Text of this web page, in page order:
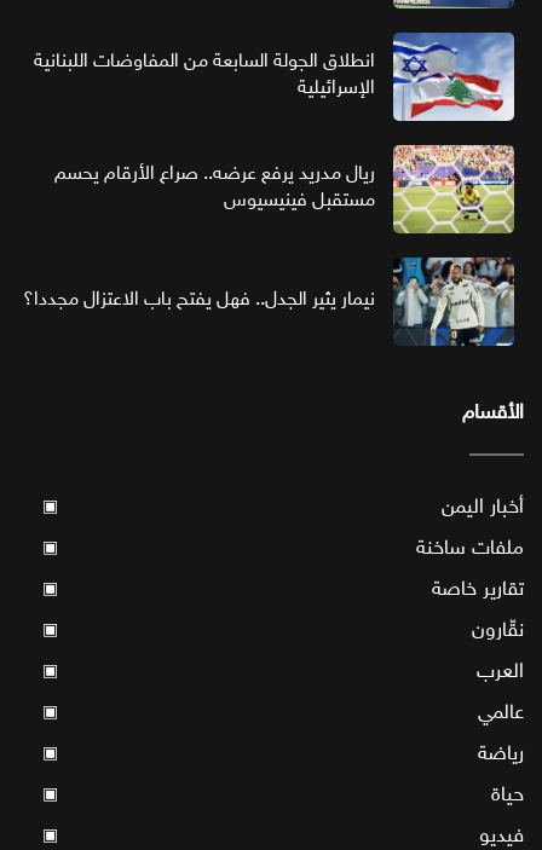
انطلاق الجولة السابعة من المفاوضات اللبنانية
الإسرائيلية
ريال مدريد يرفع عرضه.. صراع الأرقام يحسم
مستقبل فينيسيوس
نيمار يثير الجدل.. فهل يفتح باب الاعتزال مجددا؟
الأقسام
أخبار اليمن ▣
ملفات ساخنة ▣
تقارير خاصة ▣
نقّارون ▣
العرب ▣
عالمي ▣
رياضة ▣
حياة ▣
فيديو ▣